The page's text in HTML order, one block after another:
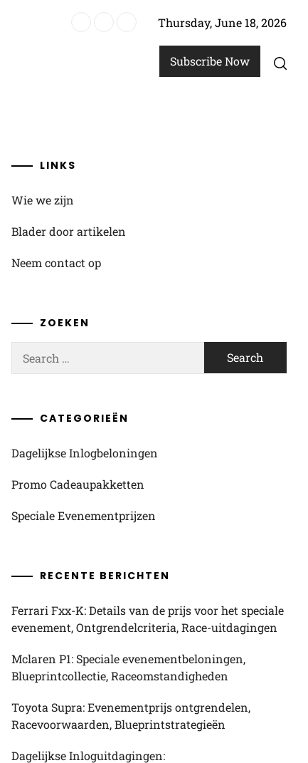
Thursday, June 18, 2026
Subscribe Now
LINKS
Wie we zijn
Blader door artikelen
Neem contact op
ZOEKEN
for:
CATEGORIEËN
Dagelijkse Inlogbeloningen
Promo Cadeaupakketten
Speciale Evenementprijzen
RECENTE BERICHTEN
Ferrari Fxx-K: Details van de prijs voor het speciale
evenement, Ontgrendelcriteria, Race-uitdagingen
Mclaren P1: Speciale evenementbeloningen,
Blueprintcollectie, Raceomstandigheden
Toyota Supra: Evenementprijs ontgrendelen,
Racevoorwaarden, Blueprintstrategieën
Dagelijkse Inloguitdagingen: